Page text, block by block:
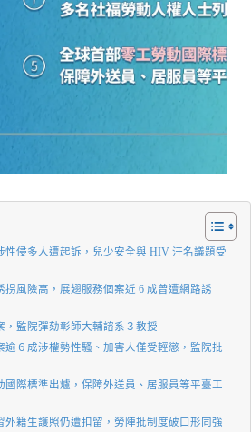
性侵多人遭起訴，兒少安全與 HIV 汙名議題受
拐風險高，展翅服務個案近 6 成曾遭網路誘
，監院彈劾彰師大輔諮系３教授
逾６成涉權勢性騷、加害人僅受輕懲，監院批
國際標準出爐，保障外送員、居服員等平臺工
外籍生護照仍遭扣留，勞陣批制度破口形同強